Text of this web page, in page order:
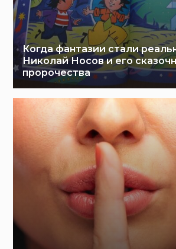
Когда фантазии стали
Николай Носов и его
пророчества